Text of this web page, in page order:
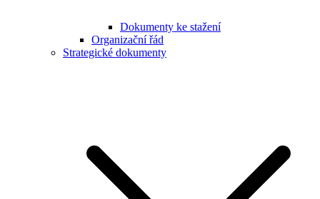
Dokumenty ke stažení
Organizační řád
Strategické dokumenty